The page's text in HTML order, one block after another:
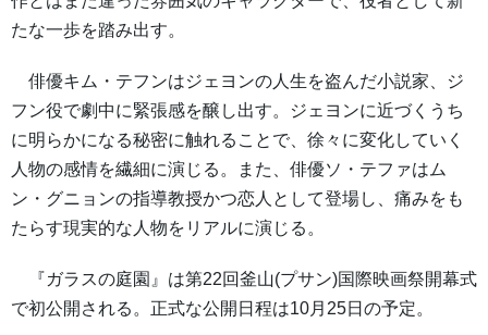
たな一歩を踏み出す。
俳優キム・テフンはジェヨンの人生を盗んだ小説家、ジ
フン役で劇中に緊張感を醸し出す。ジェヨンに近づくうち
に明らかになる秘密に触れることで、徐々に変化していく
人物の感情を繊細に演じる。また、俳優ソ・テファはム
ン・グニョンの指導教授かつ恋人として登場し、痛みをも
たらす現実的な人物をリアルに演じる。
『ガラスの庭園』は第22回釜山(プサン)国際映画祭開幕式
で初公開される。正式な公開日程は10月25日の予定。